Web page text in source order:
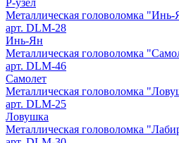
Р-узел
Металлическая головоломка
арт. DLM-28
Инь-Ян
Металлическая головоломка
арт. DLM-46
Самолет
Металлическая головоломка
арт. DLM-25
Ловушка
Металлическая головоломка